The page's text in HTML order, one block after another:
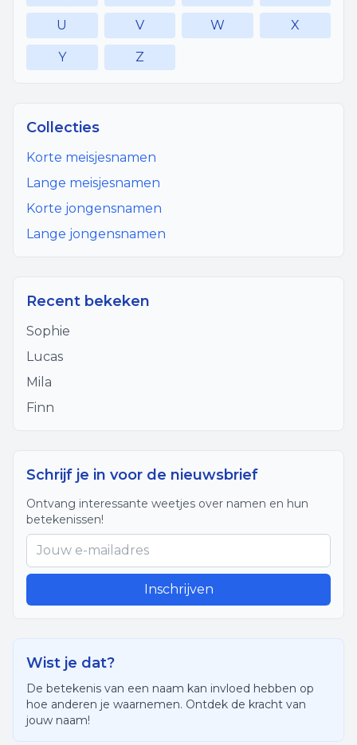
U V W X
Y Z
Collecties
Korte meisjesnamen
Lange meisjesnamen
Korte jongensnamen
Lange jongensnamen
Recent bekeken
Sophie
Lucas
Mila
Finn
Schrijf je in voor de nieuwsbrief
Ontvang interessante weetjes over namen en hun
betekenissen!
Inschrijven
Wist je dat?
De betekenis van een naam kan invloed hebben op
hoe anderen je waarnemen. Ontdek de kracht van
jouw naam!